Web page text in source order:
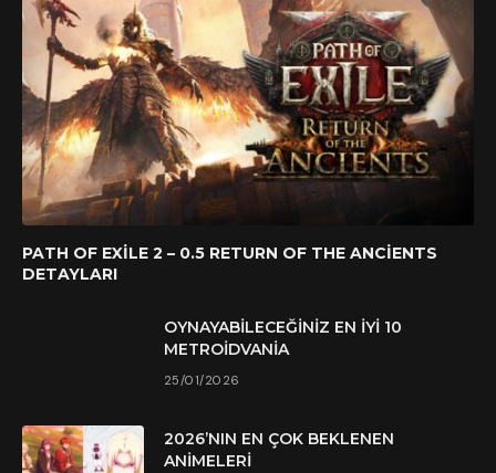
PATH OF EXILE 2 – 0.5 RETURN OF THE ANCIENTS
DETAYLARI
OYNAYABILECEĞINIZ EN İYI 10
METROIDVANIA
25/01/2026
2026’NIN EN ÇOK BEKLENEN
ANIMELERI